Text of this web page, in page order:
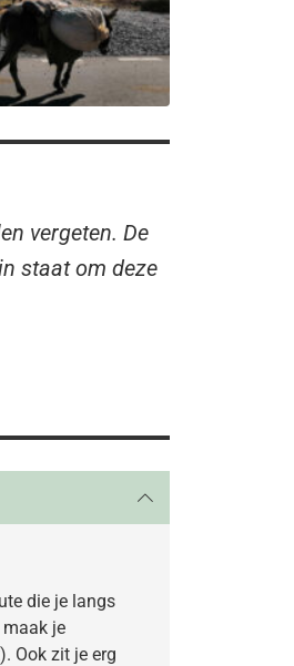
vergeten. De
staat om deze
die je langs
je
Ook zit je erg